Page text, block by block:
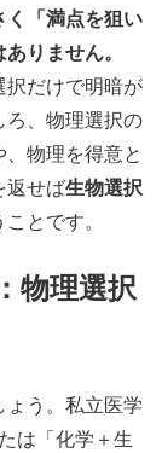
「満点を狙い
りません。
択だけで明暗が
ろ、物理選択の
物理を得意と
返せば生物選択
とです。
物理選択
う。私立医学
は「化学＋生